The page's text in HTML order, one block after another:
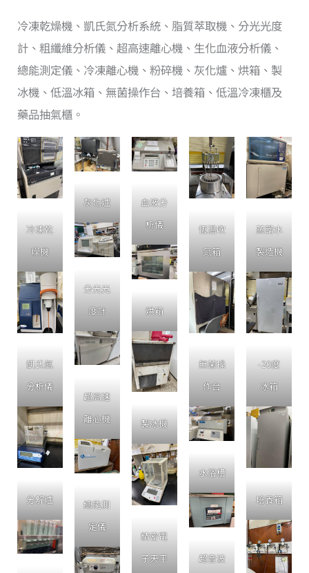
冷凍乾燥機、凱氏氮分析系統、脂質萃取機、分光光度
計、粗纖維分析儀、超高速離心機、生化血液分析儀、
總能測定儀、冷凍離心機、粉碎機、灰化爐、烘箱、製
冰機、低溫冰箱、無菌操作台、培養箱、低溫冷凍櫃及
藥品抽氣櫃。
冷凍乾
燥機
凱氏氮
分析儀
分解爐
灰化爐
分光光
度計
超高速
離心機
總能測
定儀
血液分
析儀
烘箱
製冰機
精密電
子天平
恆溫吹
氮箱
無菌操
作台
水浴槽
超音波
蒸餾水
製造機
-20度
冰箱
培養箱